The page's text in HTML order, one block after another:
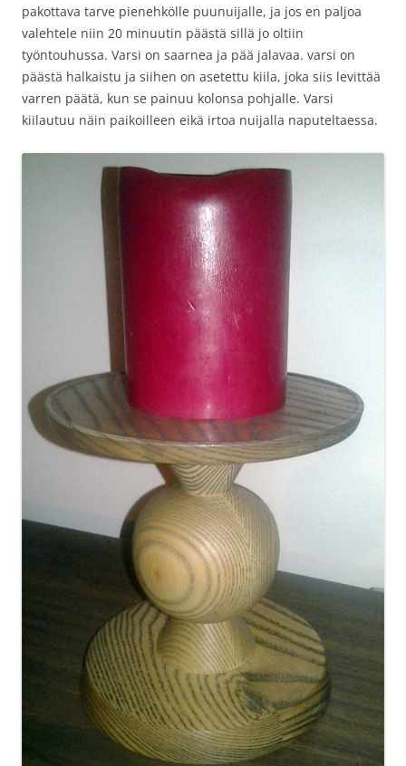
pakottava tarve pienehkölle puunuijalle, ja jos en paljoa
valehtele niin 20 minuutin päästä sillä jo oltiin
työntouhussa. Varsi on saarnea ja pää jalavaa. varsi on
päästä halkaistu ja siihen on asetettu kiila, joka siis levittää
varren päätä, kun se painuu kolonsa pohjalle. Varsi
kiilautuu näin paikoilleen eikä irtoa nuijalla naputeltaessa.